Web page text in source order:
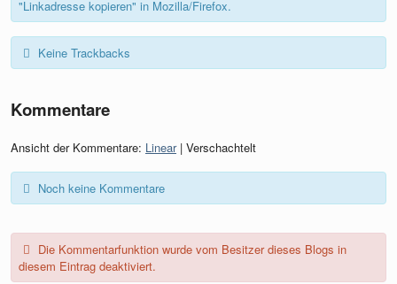
"Linkadresse kopieren" in Mozilla/Firefox.
Keine Trackbacks
Kommentare
Ansicht der Kommentare: Linear| Verschachtelt
Noch keine Kommentare
Die Kommentarfunktion wurde vom Besitzer dieses Blogs in
diesem Eintrag deaktiviert.